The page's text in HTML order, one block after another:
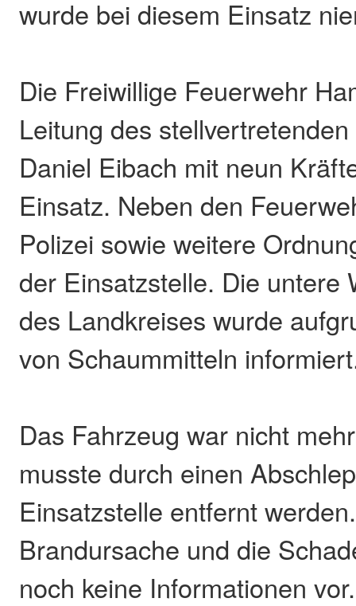
wurde bei diesem Einsatz
Die Freiwillige Feuerwehr
Leitung des
Daniel Eibach mit neun
Einsatz. Neben den
Polizei sowie weitere
der Einsatzstelle. Die untere
des Landkreises wurde
von Schaummitteln
Das Fahrzeug war nicht
musste durch einen
Einsatzstelle entfernt
Brandursache und die
noch keine Informationen